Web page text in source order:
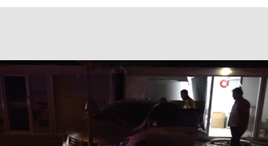
Bursa
Çanakkale
Çankırı
Çorum